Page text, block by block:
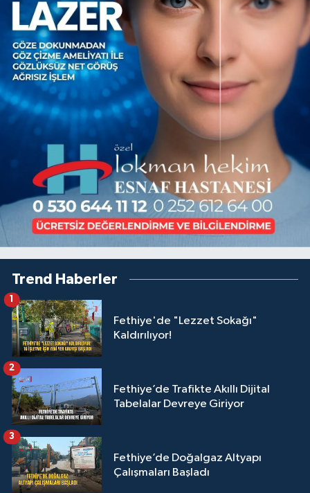
Trend Haberler
Fethiye'de "Lezzet Sokağı"
Kaldırılıyor!
Fethiye’de Trafikte Akıllı Dijital
Tabelalar Devreye Giriyor
2
Fethiye’de Doğalgaz Altyapı
Çalışmaları Başladı
3